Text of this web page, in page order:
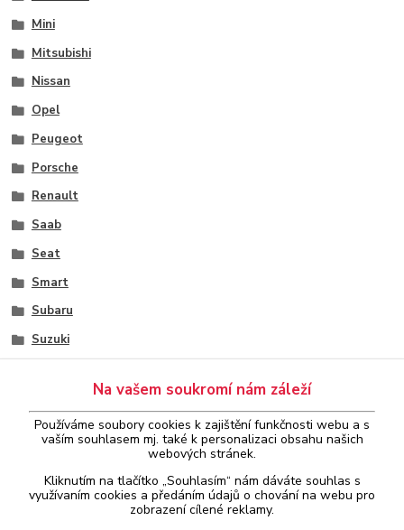
Mini
Mitsubishi
Nissan
Opel
Peugeot
Porsche
Renault
Saab
Seat
Smart
Subaru
Suzuki
Volkswagen
Readiness
Reset servisní inspekce
Na vašem soukromí nám záleží
Používáme soubory cookies k zajištění funkčnosti webu a s
vaším souhlasem mj. také k personalizaci obsahu našich
webových stránek.
Kliknutím na tlačítko „Souhlasím“ nám dáváte souhlas s
využívaním cookies a předáním údajů o chování na webu pro
zobrazení cílené reklamy.